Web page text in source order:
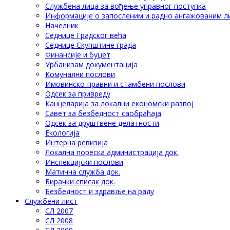
Службена лица за вођење управног поступка
Информације о запосленим и радно ангажованим
Начелник
Седнице Градског већа
Седнице Скупштине града
Финансије и буџет
Урбанизам документација
Комунални послови
Имовинско-правни и стамбени послови
Одсек за привреду
Канцеларија за локални економски развој
Савет за безбедност саобраћаја
Одсек за друштвене делатности
Eкологија
Интерна ревизија
Локална пореска администрација док.
Инспекцијски послови
Матична служба док.
Бирачки списак док.
Безбедност и здравље на раду
Службени лист
СЛ 2007
СЛ 2008